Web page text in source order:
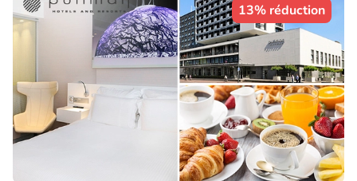
13% réduction